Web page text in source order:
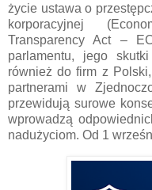
życie ustawa o
korporacyjnej
Transparency Act –
parlamentu, jego
również do firm z
partnerami w
przewidują surowe
wprowadzą
nadużyciom. Od 1